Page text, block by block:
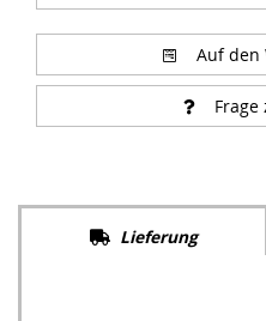
Auf den
Lieferung